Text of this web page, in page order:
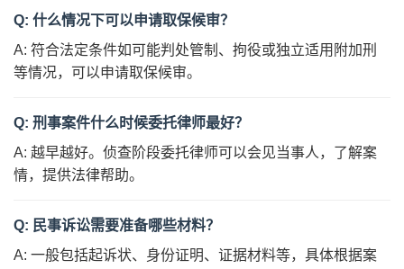
Q: 什么情况下可以申请取保候审？
A: 符合法定条件如可能判处管制、拘役或独立适用附加刑
等情况，可以申请取保候审。
Q: 刑事案件什么时候委托律师最好？
A: 越早越好。侦查阶段委托律师可以会见当事人，了解案
情，提供法律帮助。
Q: 民事诉讼需要准备哪些材料？
A: 一般包括起诉状、身份证明、证据材料等，具体根据案